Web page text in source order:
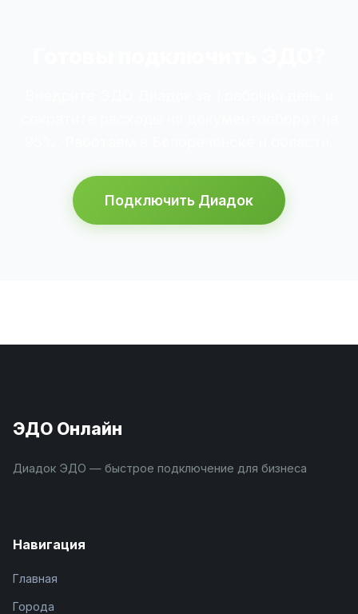
Подключить Диадок
ЭДО Онлайн
Диадок ЭДО — быстрое подключение для бизнеса
Навигация
Главная
Города